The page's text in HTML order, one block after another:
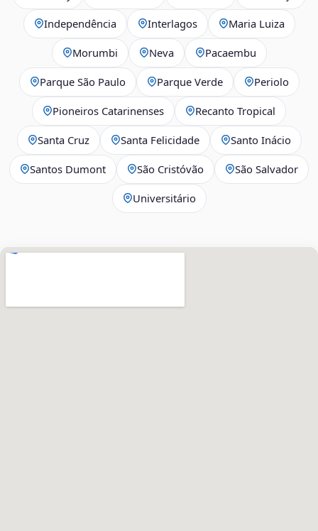
Independência Interlagos Maria Luiza
Morumbi Neva Pacaembu
Parque São Paulo Parque Verde Periolo
Pioneiros Catarinenses Recanto Tropical
Santa Cruz Santa Felicidade Santo Inácio
Santos Dumont São Cristóvão São Salvador
Universitário